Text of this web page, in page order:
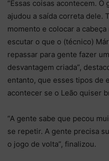
“Essas coisas acontecem. O
ajudou a saída correta dele.
momento e colocar a
escutar o que o (técnico)
repassar para gente fazer
desvantagem criada”,
entanto, que esses tipos de
acontecer se o Leão quiser
“A gente sabe que pecou
se repetir. A gente precisa
o jogo de volta”, finalizou.